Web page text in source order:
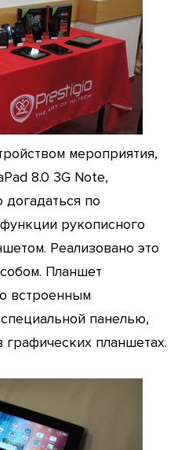
мероприятия,
8.0 3G Note,
по
рукописного
Реализовано это
Планшет
встроенным
панелью,
планшетах.